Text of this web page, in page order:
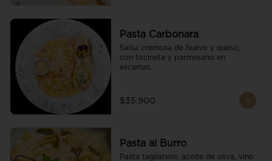
Pasta Carbonara
Salsa cremosa de huevo y queso,
con tocineta y parmesano en
escamas.
$35.900
Pasta al Burro
Pasta tagliatelle, aceite de oliva, vino